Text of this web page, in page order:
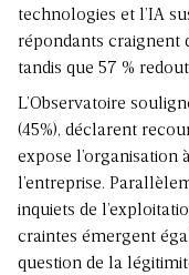
technologies et l’IA
répondants craignent
tandis que 57 %
L’Observatoire
(45%), déclarent
expose l’organisation
l’entreprise.
inquiets de
craintes émergent
question de la